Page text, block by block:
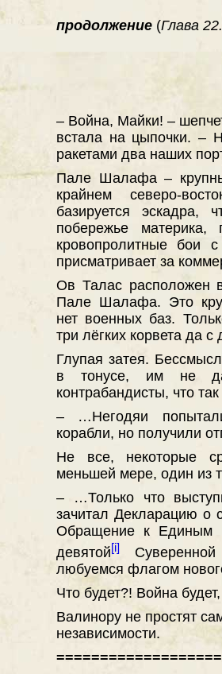
продолжение (Глава
– Война, Майки! –
встала на цыпочки. –
ракетами два наших
Пале Шалафа –
крайнем северо-
базируется эскадра,
побережье
кровопролитные бои
присматривает за
Ов Талас расположен
Пале Шалафа. Это
нет военных баз.
три лёгких корвета да с
Глупая затея.
в тонусе, им не
контрабандисты, что
– …Негодяи
корабли, но получили
Не все, некоторые
меньшей мере, один из
– …Только что
зачитал Декларацию о
Обращение к Единым
девятой[i]
любуемся флагом
Что будет?! Война
Валинору не простят
независимости.